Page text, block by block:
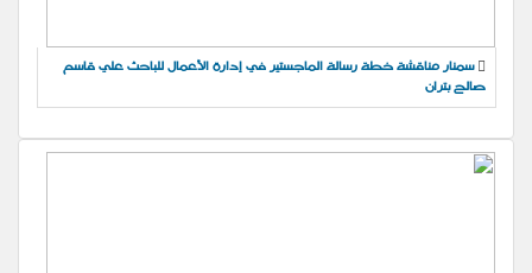
سمنار مناقشة خطة رسالة الماجستير في إدارة الأعمال للباحث علي قاسم
صالح بتران